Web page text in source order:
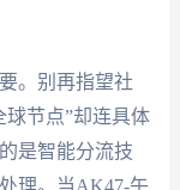
。别再指望社
节点”却连具体
是智能分流技